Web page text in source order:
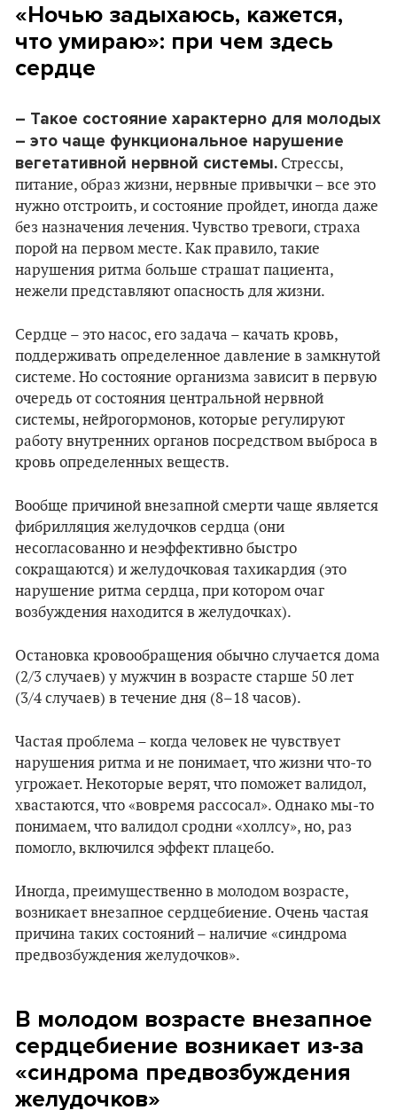
«Ночью задыхаюсь, кажется,
что умираю»: при чем здесь
сердце
– Такое состояние характерно для молодых
– это чаще функциональное нарушение
вегетативной нервной системы. Стрессы,
питание, образ жизни, нервные привычки – все это
нужно отстроить, и состояние пройдет, иногда даже
без назначения лечения. Чувство тревоги, страха
порой на первом месте. Как правило, такие
нарушения ритма больше страшат пациента,
нежели представляют опасность для жизни.
Сердце – это насос, его задача – качать кровь,
поддерживать определенное давление в замкнутой
системе. Но состояние организма зависит в первую
очередь от состояния центральной нервной
системы, нейрогормонов, которые регулируют
работу внутренних органов посредством выброса в
кровь определенных веществ.
Вообще причиной внезапной смерти чаще является
фибрилляция желудочков сердца (они
несогласованно и неэффективно быстро
сокращаются) и желудочковая тахикардия (это
нарушение ритма сердца, при котором очаг
возбуждения находится в желудочках).
Остановка кровообращения обычно случается дома
(2/3 случаев) у мужчин в возрасте старше 50 лет
(3/4 случаев) в течение дня (8–18 часов).
Частая проблема – когда человек не чувствует
нарушения ритма и не понимает, что жизни что-то
угрожает. Некоторые верят, что поможет валидол,
хвастаются, что «вовремя рассосал». Однако мы-то
понимаем, что валидол сродни «холлсу», но, раз
помогло, включился эффект плацебо.
Иногда, преимущественно в молодом возрасте,
возникает внезапное сердцебиение. Очень частая
причина таких состояний – наличие «синдрома
предвозбуждения желудочков».
В молодом возрасте внезапное
сердцебиение возникает из-за
«синдрома предвозбуждения
желудочков»